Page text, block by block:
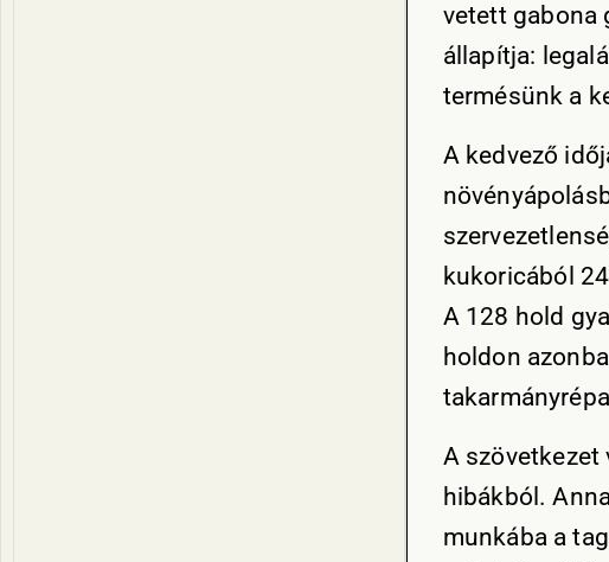
vetett gabona
állapítja:
termésünk a
A kedvező
kukoricából
A 128 hold
holdon
A szövetkezet
hibákból.
munkába a